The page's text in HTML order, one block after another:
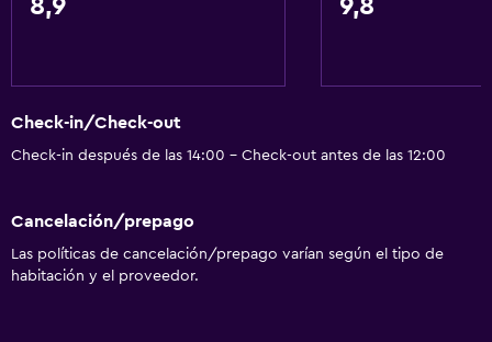
8,9 9,8
Check-in/Check-out
Check-in después de las 14:00 - Check-out antes de las 12:00
Cancelación/prepago
Las políticas de cancelación/prepago varían según el tipo de
habitación y el proveedor.